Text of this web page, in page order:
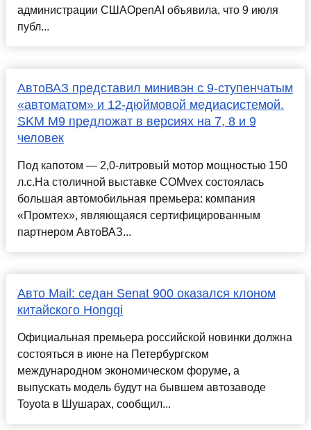
администрации СШАOpenAI объявила, что 9 июля
публ...
АвтоВАЗ представил минивэн с 9-ступенчатым
«автоматом» и 12-дюймовой медиасистемой.
SKM M9 предложат в версиях на 7, 8 и 9
человек
Под капотом — 2,0-литровый мотор мощностью 150
л.с.На столичной выставке COMvex состоялась
большая автомобильная премьера: компания
«Промтех», являющаяся сертифицированным
партнером АвтоВАЗ...
Авто Mail: седан Senat 900 оказался клоном
китайского Hongqi
Официальная премьера российской новинки должна
состояться в июне на Петербургском
международном экономическом форуме, а
выпускать модель будут на бывшем автозаводе
Toyota в Шушарах, сообщил...